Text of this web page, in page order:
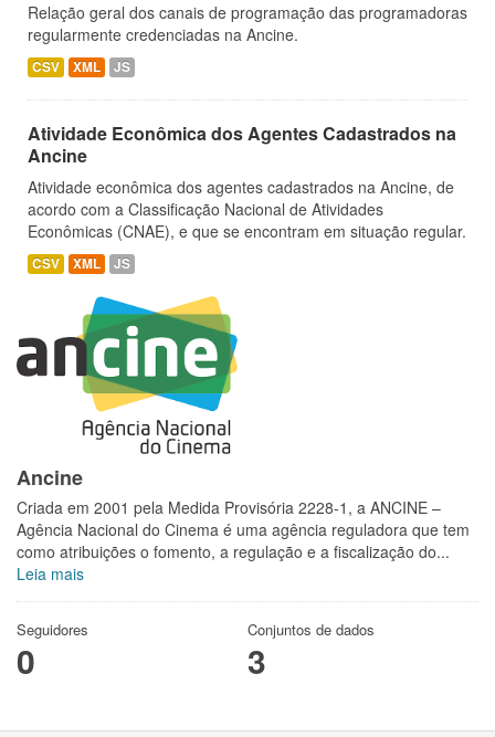
Relação geral dos canais de programação das programadoras
regularmente credenciadas na Ancine.
CSV XML JS
Atividade Econômica dos Agentes Cadastrados na
Ancine
Atividade econômica dos agentes cadastrados na Ancine, de
acordo com a Classificação Nacional de Atividades
Econômicas (CNAE), e que se encontram em situação regular.
CSV XML JS
Ancine
Criada em 2001 pela Medida Provisória 2228-1, a ANCINE –
Agência Nacional do Cinema é uma agência reguladora que tem
como atribuições o fomento, a regulação e a fiscalização do...
Leia mais
Seguidores
0
Conjuntos de dados
3